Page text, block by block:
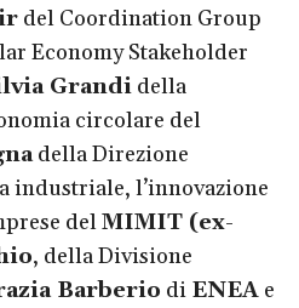
del Coordination Group
Economy Stakeholder
Grandi della
circolare del
della Direzione
industriale, l’innovazione
delMIMIT (ex-
, della Divisione
Barberio di ENEA e